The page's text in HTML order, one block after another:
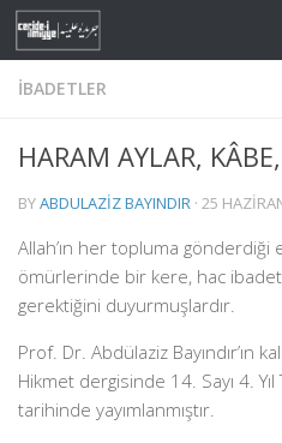
Skip to content
İBADETLER
HARAM AYLAR,
BYABDULAZIZ BAYINDIR · 25
Allah’ın her topluma gönderdiği
ömürlerinde bir kere, hac
gerektiğini duyurmuşlardır.
Prof. Dr. Abdülaziz Bayındır’ın
Hikmet dergisinde 14. Sayı 4.
tarihinde yayımlanmıştır.